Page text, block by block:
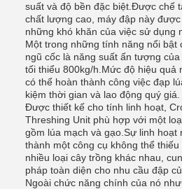
suất và độ bền đặc biệt.Được chế
chất lượng cao, máy đập này
những khó khăn của việc sử dụng
Một trong những tính năng nổi bật
ngũ cốc là năng suất ấn tượng
tối thiểu 800kg/h.Mức độ hiệu quả
có thể hoàn thành công việc đạp
kiệm thời gian và lao động quý giá.
Được thiết kế cho tính linh hoạt,
Threshing Unit phù hợp với một
gồm lúa mạch và gạo.Sự linh hoạt
thành một công cụ không thể
nhiều loại cây trồng khác nhau,
pháp toàn diện cho nhu cầu đập
Ngoài chức năng chính của nó